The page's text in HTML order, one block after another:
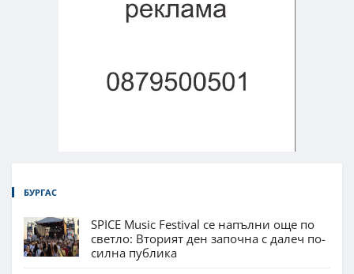
БУРГАС
SPICE Music Festival се напълни още по
светло: Вторият ден започна с далеч по-
силна публика